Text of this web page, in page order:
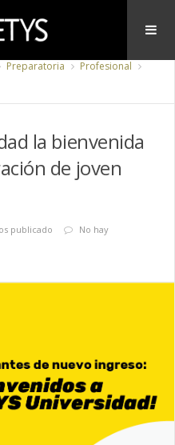
Preparatoria
Profesional
la bienvenida
de joven
publicado
No hay